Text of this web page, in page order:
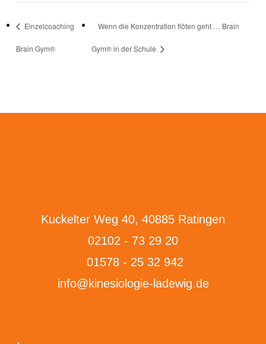
Einzelcoaching
Brain Gym®
Wenn die Konzentration flöten geht … Brain
Gym® in der Schule
Kuckelter Weg 40, 40885 Ratingen
02102 - 73 29 20
01578 - 25 32 942
info@kinesiologie-ladewig.de